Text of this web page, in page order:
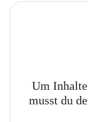
Um
musst du